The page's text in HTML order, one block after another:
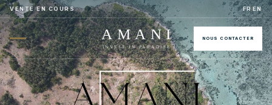
VENTE EN COURS FREN
AMANI
INVEST IN PARADISE
NOUS CONTACTER